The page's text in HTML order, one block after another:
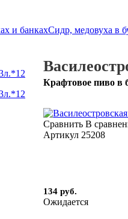
и банкахСидр, медовуха в
Крафтовое пиво в
Сравнить В
Артикул 25208
134 руб.
Ожидается